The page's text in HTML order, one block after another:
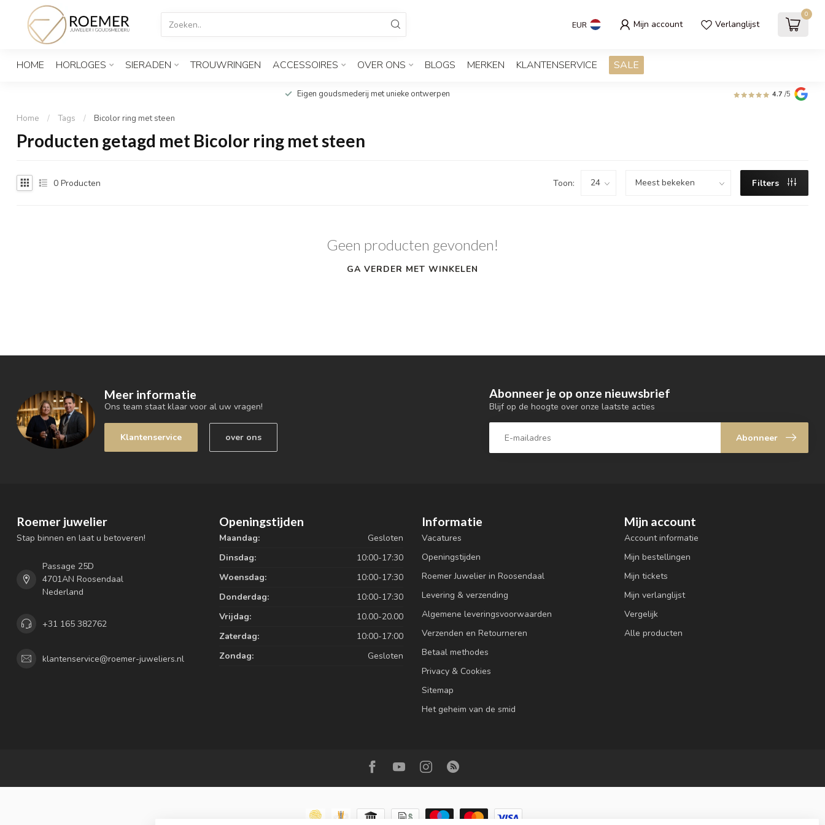
EUR Mijn account Verlanglijst
0
HOME HORLOGES SIERADEN TROUWRINGEN ACCESSOIRES OVER ONS BLOGS MERKEN KLANTENSERVICE SALE
Eigen goudsmederij met unieke ontwerpen 4.7 /5
Home / Tags / Bicolor ring met steen
Producten getagd met Bicolor ring met steen
0 Producten Toon: Filters
Geen producten gevonden!
GA VERDER MET WINKELEN
Meer informatie
Ons team staat klaar voor al uw vragen!
Klantenservice over ons
Abonneer je op onze nieuwsbrief
Blijf op de hoogte over onze laatste acties
Abonneer
Roemer juwelier
Stap binnen en laat u betoveren!
Passage 25D
4701AN Roosendaal
Nederland
+31 165 382762
klantenservice@roemer-juweliers.nl
Openingstijden
Maandag:
Gesloten
Dinsdag:
10:00-17:30
Woensdag:
10:00-17:30
Donderdag:
10:00-17:30
Vrijdag:
10.00-20.00
Zaterdag:
10:00-17:00
Zondag:
Gesloten
Informatie
Vacatures
Openingstijden
Roemer Juwelier in Roosendaal
Levering & verzending
Algemene leveringsvoorwaarden
Verzenden en Retourneren
Betaal methodes
Privacy & Cookies
Sitemap
Het geheim van de smid
Mijn account
Account informatie
Mijn bestellingen
Mijn tickets
Mijn verlanglijst
Vergelijk
Alle producten